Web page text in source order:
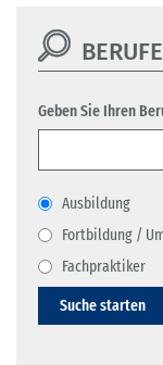
Geben Sie Ihren
Ausbildung
Fortbildung /
Fachpraktiker
Suche starten